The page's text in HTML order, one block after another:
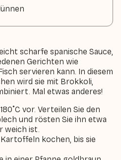
scharfe spanische Sauce,
Gerichten wie
servieren kann. In diesem
wird sie mit Brokkoli,
Mal etwas anderes!
vor. Verteilen Sie den
und rösten Sie ihn etwa
weich ist.
kochen, bis sie